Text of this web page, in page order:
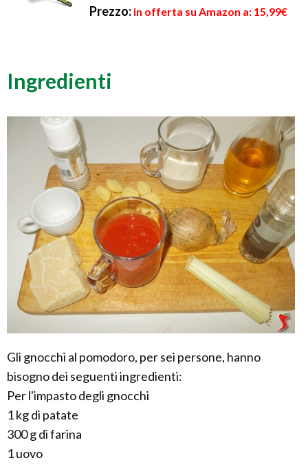
Prezzo: in offerta su Amazon a: 15,99€
Ingredienti
Gli gnocchi al pomodoro, per sei persone, hanno
bisogno dei seguenti ingredienti:
Per l'impasto degli gnocchi
1 kg di patate
300 g di farina
1 uovo